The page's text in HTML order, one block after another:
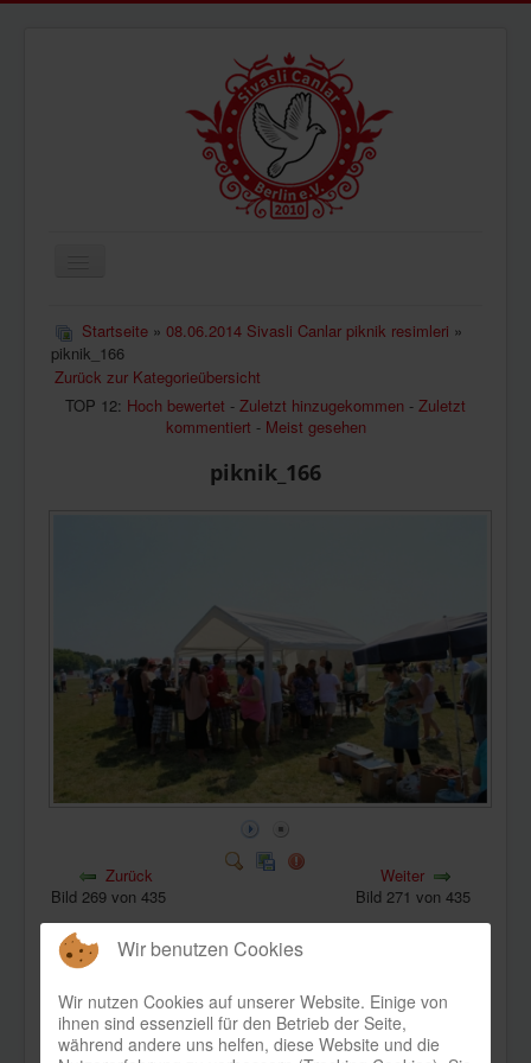
ÜBERUNS
AKTUELLES
BILDER
Startseite » 08.06.2014 Sivasli Canlar piknik resimleri »
piknik_166
Zurück zur Kategorieübersicht
TOP 12: Hoch bewertet - Zuletzt hinzugekommen - Zuletzt
kommentiert - Meist gesehen
piknik_166
Zurück
Bild 269 von 435
Weiter
Bild 271 von 435
Bild-Informationen
Wir benutzen Cookies
Wir nutzen Cookies auf unserer Website. Einige von
ihnen sind essenziell für den Betrieb der Seite,
während andere uns helfen, diese Website und die